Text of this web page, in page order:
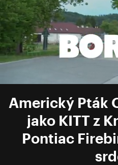
Americký Pták
jako KITT z
Pontiac